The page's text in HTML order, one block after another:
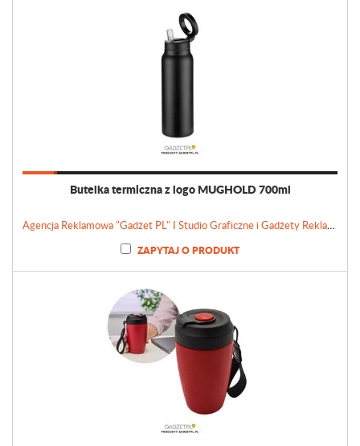
Butelka termiczna z logo MUGHOLD 700ml
Agencja Reklamowa "Gadżet PL" I Studio Graficzne i Gadżety Reklamowe
ZAPYTAJ O PRODUKT